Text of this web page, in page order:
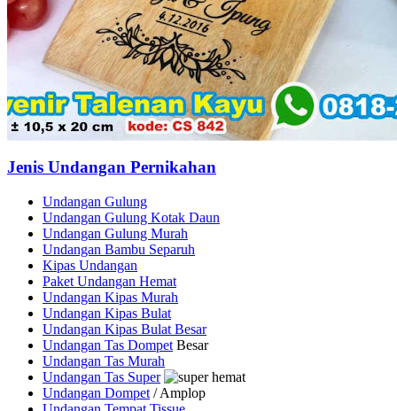
Jenis Undangan Pernikahan
Undangan Gulung
Undangan Gulung Kotak Daun
Undangan Gulung Murah
Undangan Bambu Separuh
Kipas Undangan
Paket Undangan Hemat
Undangan Kipas Murah
Undangan Kipas Bulat
Undangan Kipas Bulat Besar
Undangan Tas Dompet Besar
Undangan Tas Murah
Undangan Tas Super
Undangan Dompet / Amplop